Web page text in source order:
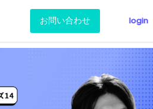
お問い合わせ login